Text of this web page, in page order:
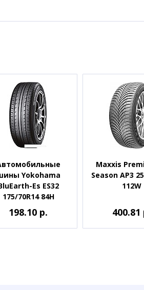
Yokohama
Es ES32
175/70R14 84H
198.10 р.
Maxxis
Season AP3
112W
400.81